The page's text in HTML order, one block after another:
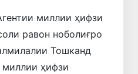
миллии ҳифзи
равон ноболиғро
Тошканд
ҳифзи